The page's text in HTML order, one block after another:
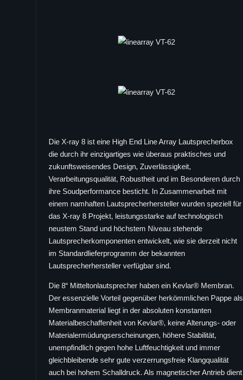
Die X-ray 8 ist eine High End Line Array Lautsprecherbox
die durch ihr einzigartiges wie überaus praktisches und
zukunftsweisendes Design, Zuverlässigkeit,
Verarbeitungsqualität, Robustheit und im Besonderen durch
ihre Soudperformance besticht. In Zusammenarbeit mit
einem namhaften Lautsprecherhersteller wurden speziell für
das X-ray 8 Projekt, leistungsstarke auf technologisch
neustem Stand und höchstem Niveau stehende
Lautsprecherkomponenten entwickelt, wie sie derzeit nicht
im Standardlieferprogramm der bekannten
Lautsprecherhersteller verfügbar sind.
Die 8“ Mitteltonlautsprecher haben ein Kevlar® Membran.
Der essenzielle Vorteil gegenüber herkömmlichen Pappe als
Membranmaterial liegt in der absoluten konstanten
Materialbeschaffenheit von Kevlar®, keine Alterungs- oder
Materialermüdungserscheinungen, höhere Stabilität,
unempfindlich gegen hohe Luftfeuchtigkeit und immer
gleichbleibende sehr gute verzerrungsfreie Klangqualität
auch bei hohem Schalldruck. Als magnetischer Antrieb dient